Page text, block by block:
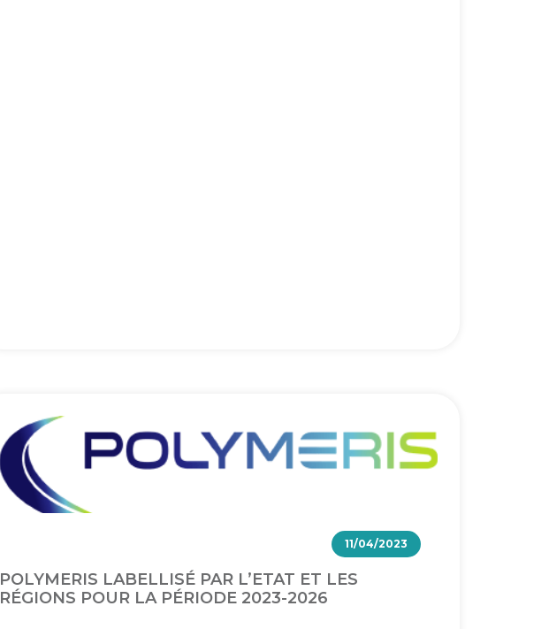
11/04/2023
POLYMERIS LABELLISÉ PAR L’ETAT ET LES
RÉGIONS POUR LA PÉRIODE 2023-2026